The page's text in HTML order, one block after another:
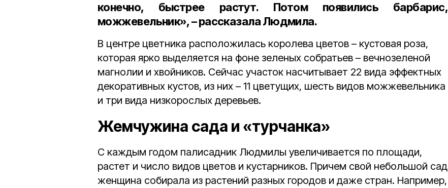
конечно, быстрее растут. Потом появились барбарис,
можжевельник», – рассказала Людмила.
В центре цветника расположилась королева цветов – кустовая роза,
которая ярко выделяется на фоне зеленых собратьев – вечнозеленой
магнолии и хвойников. Сейчас участок насчитывает 22 вида эффектных
декоративных кустов, из них – 11 цветущих, шесть видов можжевельника
и три вида низкорослых деревьев.
Жемчужина сада и «турчанка»
С каждым годом палисадник Людмилы увеличивается по площади,
растет и число видов цветов и кустарников. Причем свой небольшой сад
женщина собирала из растений разных городов и даже стран. Например,